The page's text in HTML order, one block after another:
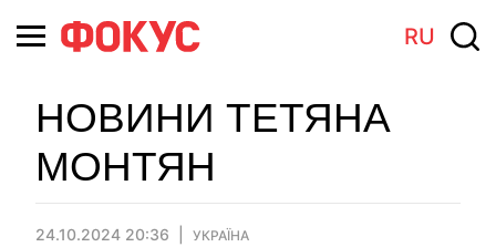
RU
НОВИНИ ТЕТЯНА
МОНТЯН
24.10.2024 20:36 УКРАЇНА